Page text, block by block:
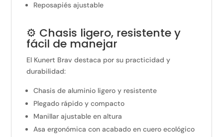
Reposapiés ajustable
⚙️ Chasis ligero, resistente y
fácil de manejar
El Kunert Brav destaca por su practicidad y
durabilidad:
Chasis de aluminio ligero y resistente
Plegado rápido y compacto
Manillar ajustable en altura
Asa ergonómica con acabado en cuero ecológico